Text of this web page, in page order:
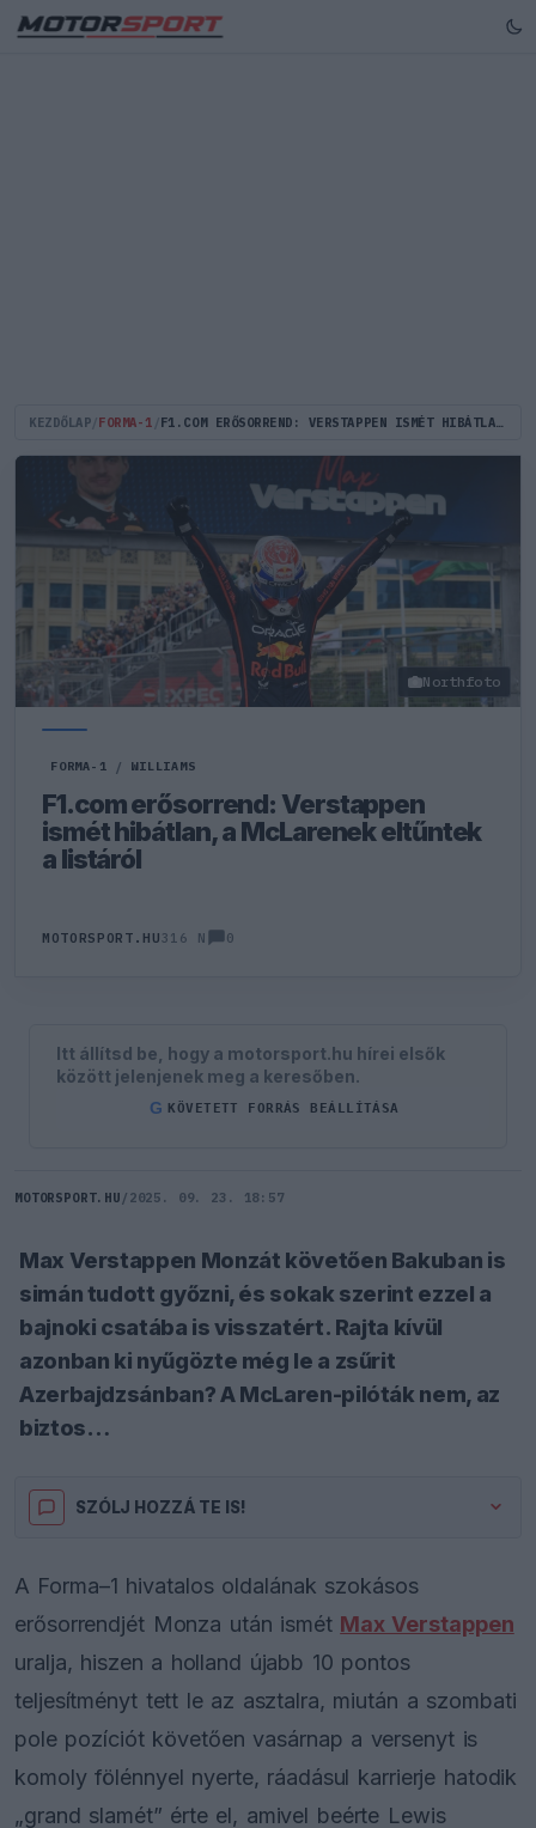
KEZDŐLAP FORMA-1 F1.COM ERŐSORREND: VERSTAPPEN ISMÉT HIBÁTLAN, A MCLARENEK ELTŰNTEK A LISTÁRÓL
Northfoto
FORMA-1 / WILLIAMS
F1.com erősorrend: Verstappen
ismét hibátlan, a McLarenek eltűntek
a listáról
MOTORSPORT.HU316 N 0
Itt állítsd be, hogy a motorsport.hu hírei elsők
között jelenjenek meg a keresőben.
G KÖVETETT FORRÁS BEÁLLÍTÁSA
MOTORSPORT.HU / 2025. 09. 23. 18:57
Max Verstappen Monzát követően Bakuban is
simán tudott győzni, és sokak szerint ezzel a
bajnoki csatába is visszatért. Rajta kívül
azonban ki nyűgözte még le a zsűrit
Azerbajdzsánban? A McLaren-pilóták nem, az
biztos…
SZÓLJ HOZZÁ TE IS!
A Forma–1 hivatalos oldalának szokásos
erősorrendjét Monza után ismét Max Verstappen
uralja, hiszen a holland újabb 10 pontos
teljesítményt tett le az asztalra, miután a szombati
pole pozíciót követően vasárnap a versenyt is
komoly fölénnyel nyerte, ráadásul karrierje hatodik
„grand slamét” érte el, amivel beérte Lewis